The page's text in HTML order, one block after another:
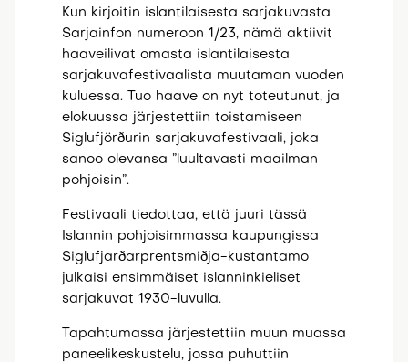
Kun kirjoitin islantilaisesta sarjakuvasta
Sarjainfon numeroon 1/23, nämä aktiivit
haaveilivat omasta islantilaisesta
sarjakuvafestivaalista muutaman vuoden
kuluessa. Tuo haave on nyt toteutunut, ja
elokuussa järjestettiin toistamiseen
Siglufjörðurin sarjakuvafestivaali, joka
sanoo olevansa ”luultavasti maailman
pohjoisin”.
Festivaali tiedottaa, että juuri tässä
Islannin pohjoisimmassa kaupungissa
Siglufjarðarprentsmiðja-kustantamo
julkaisi ensimmäiset islanninkieliset
sarjakuvat 1930-luvulla.
Tapahtumassa järjestettiin muun muassa
paneelikeskustelu, jossa puhuttiin